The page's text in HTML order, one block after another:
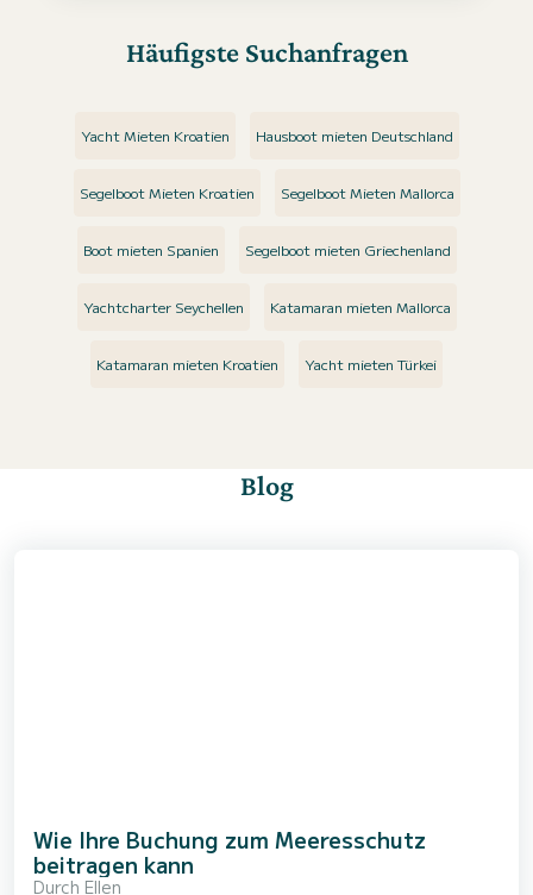
Häufigste Suchanfragen
Yacht Mieten Kroatien Hausboot mieten Deutschland
Segelboot Mieten Kroatien Segelboot Mieten Mallorca
Boot mieten Spanien Segelboot mieten Griechenland
Yachtcharter Seychellen Katamaran mieten Mallorca
Katamaran mieten Kroatien Yacht mieten Türkei
Blog
Wie Ihre Buchung zum Meeresschutz
beitragen kann
Durch Ellen